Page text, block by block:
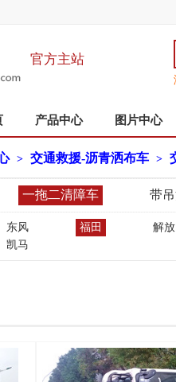
官方主站
产品中心 图片中心
> 交通救援-沥青洒布车 >
一拖二清障车 带
东风 福田 解放
凯马